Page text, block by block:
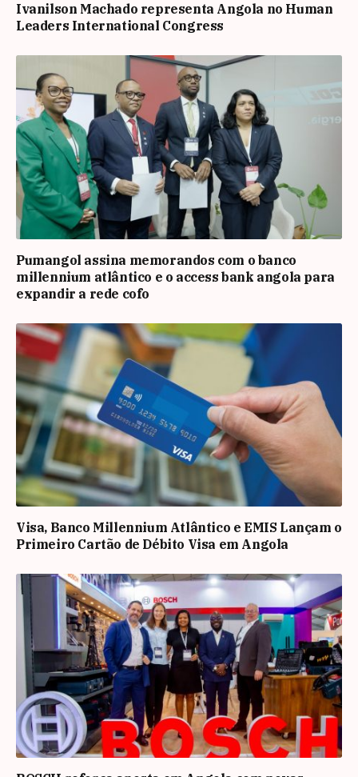
Ivanilson Machado representa Angola no Human
Leaders International Congress
Pumangol assina memorandos com o banco
millennium atlântico e o access bank angola para
expandir a rede cofo
Visa, Banco Millennium Atlântico e EMIS Lançam o
Primeiro Cartão de Débito Visa em Angola